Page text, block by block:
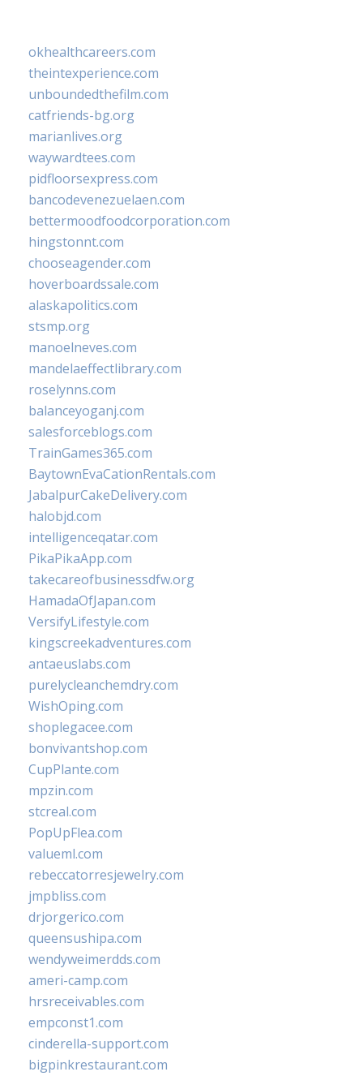
okhealthcareers.com
theintexperience.com
unboundedthefilm.com
catfriends-bg.org
marianlives.org
waywardtees.com
pidfloorsexpress.com
bancodevenezuelaen.com
bettermoodfoodcorporation.com
hingstonnt.com
chooseagender.com
hoverboardssale.com
alaskapolitics.com
stsmp.org
manoelneves.com
mandelaeffectlibrary.com
roselynns.com
balanceyoganj.com
salesforceblogs.com
TrainGames365.com
BaytownEvaCationRentals.com
JabalpurCakeDelivery.com
halobjd.com
intelligenceqatar.com
PikaPikaApp.com
takecareofbusinessdfw.org
HamadaOfJapan.com
VersifyLifestyle.com
kingscreekadventures.com
antaeuslabs.com
purelycleanchemdry.com
WishOping.com
shoplegacee.com
bonvivantshop.com
CupPlante.com
mpzin.com
stcreal.com
PopUpFlea.com
valueml.com
rebeccatorresjewelry.com
jmpbliss.com
drjorgerico.com
queensushipa.com
wendyweimerdds.com
ameri-camp.com
hrsreceivables.com
empconst1.com
cinderella-support.com
bigpinkrestaurant.com